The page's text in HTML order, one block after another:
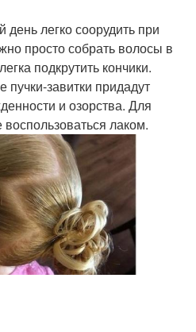
легко соорудить при
просто собрать волосы в
подкрутить кончики.
завитки придадут
и озорства. Для
лаком.